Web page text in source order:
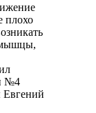
плохо
мышцы,
№4
Евгений